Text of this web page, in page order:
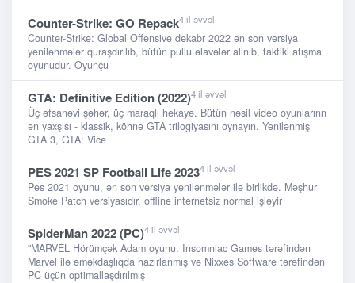
Counter-Strike: GO Repack4 il əvvəl
Counter-Strike: Global Offensive dekabr 2022 ən son versiya
yenilənmələr quraşdırılıb, bütün pullu əlavələr alınıb, taktiki atışma
oyunudur. Oyunçu
GTA: Definitive Edition (2022)4 il əvvəl
Üç əfsanəvi şəhər, üç maraqlı hekayə. Bütün nəsil video oyunlarınn
ən yaxşısı - klassik, köhnə GTA trilogiyasını oynayın. Yenilənmiş
GTA 3, GTA: Vice
PES 2021 SP Football Life 20234 il əvvəl
Pes 2021 oyunu, ən son versiya yenilənmələr ilə birlikdə. Məşhur
Smoke Patch versiyasıdır, offline internetsiz normal işləyir
SpiderMan 2022 (PC)4 il əvvəl
"MARVEL Hörümçək Adam oyunu. Insomniac Games tərəfindən
Marvel ilə əməkdaşlıqda hazırlanmış və Nixxes Software tərəfindən
PC üçün optimallaşdırılmış